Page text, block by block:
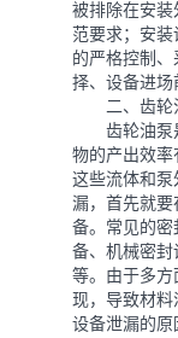
被排除在安
范要求；安
的严格控制
择、设备进场
二、齿轮油
齿轮油泵是
物的产出效率
这些流体和
漏，首先就
备。常见的
备、机械密
等。由于多方
现，导致材
设备泄漏的原